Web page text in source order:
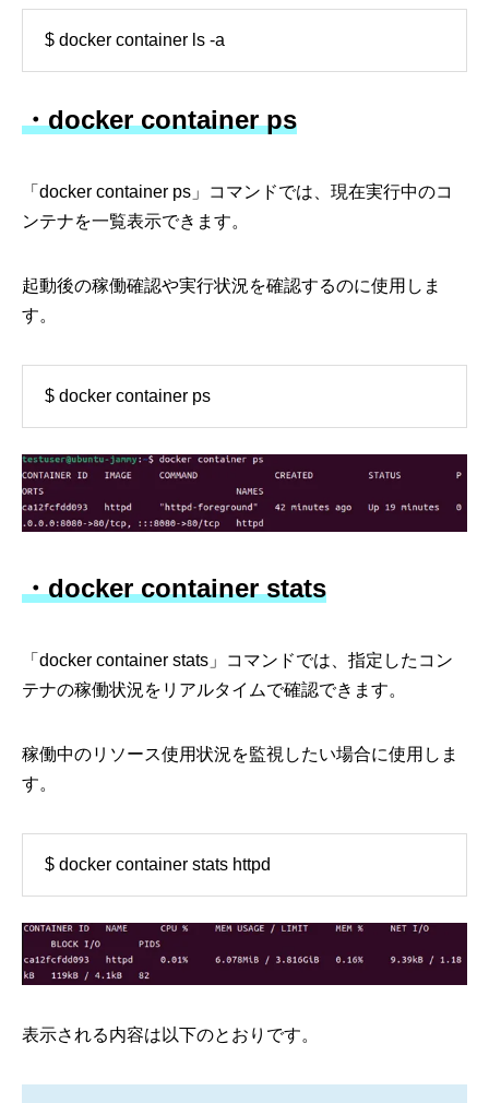
$ docker container ls -a
・docker container ps
「docker container ps」コマンドでは、現在実行中のコ
ンテナを一覧表示できます。
起動後の稼働確認や実行状況を確認するのに使用しま
す。
$ docker container ps
・docker container stats
「docker container stats」コマンドでは、指定したコン
テナの稼働状況をリアルタイムで確認できます。
稼働中のリソース使用状況を監視したい場合に使用しま
す。
$ docker container stats httpd
表示される内容は以下のとおりです。